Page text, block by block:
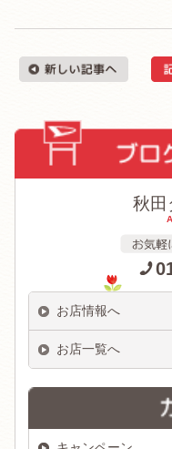
秋田
お店情報へ
お店一覧へ